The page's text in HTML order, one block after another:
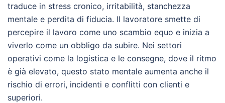
traduce in stress cronico, irritabilità, stanchezza
mentale e perdita di fiducia. Il lavoratore smette di
percepire il lavoro come uno scambio equo e inizia a
viverlo come un obbligo da subire. Nei settori
operativi come la logistica e le consegne, dove il ritmo
è già elevato, questo stato mentale aumenta anche il
rischio di errori, incidenti e conflitti con clienti e
superiori.